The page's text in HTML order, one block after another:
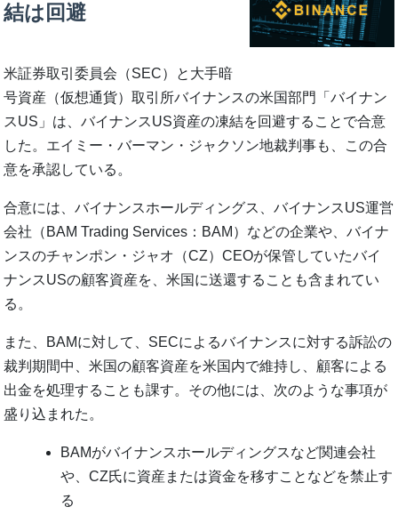
結は回避
米証券取引委員会（SEC）と大手暗
号資産（仮想通貨）取引所バイナンスの米国部門「バイナン
スUS」は、バイナンスUS資産の凍結を回避することで合意
した。エイミー・バーマン・ジャクソン地裁判事も、この合
意を承認している。
合意には、バイナンスホールディングス、バイナンスUS運営
会社（BAM Trading Services：BAM）などの企業や、バイナ
ンスのチャンポン・ジャオ（CZ）CEOが保管していたバイ
ナンスUSの顧客資産を、米国に送還することも含まれてい
る。
また、BAMに対して、SECによるバイナンスに対する訴訟の
裁判期間中、米国の顧客資産を米国内で維持し、顧客による
出金を処理することも課す。その他には、次のような事項が
盛り込まれた。
BAMがバイナンスホールディングスなど関連会社
や、CZ氏に資産または資金を移すことなどを禁止す
る